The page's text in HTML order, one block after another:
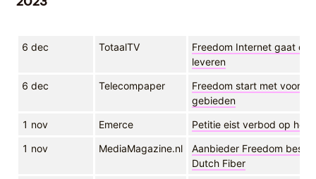
6 dec TotaalTV
Freedom Internet gaat
leveren
6 dec
Telecompaper
Freedom start met
gebieden
1 nov
Emerce
Petitie eist verbod op het
1 nov
MediaMagazine.nl
Aanbieder Freedom
Dutch Fiber